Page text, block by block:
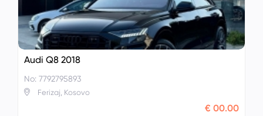
Audi Q8 2018
No: 7792795893
Ferizaj, Kosovo
€ 00.00